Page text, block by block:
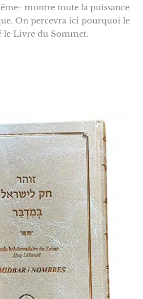
montre toute la puissance
On percevra ici pourquoi le
le Livre du Sommet.